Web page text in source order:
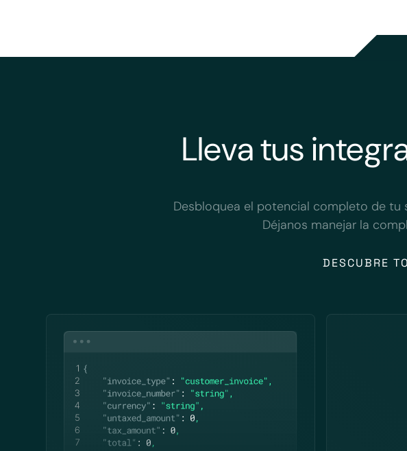
Lleva tus
Desbloquea el potencial completo de tu
Déjanos manejar la
DESCUBRE